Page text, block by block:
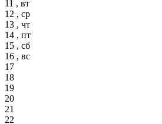
11 , вт
12 , ср
13 , чт
14 , пт
15 , сб
16 , вс
17
18
19
20
21
22